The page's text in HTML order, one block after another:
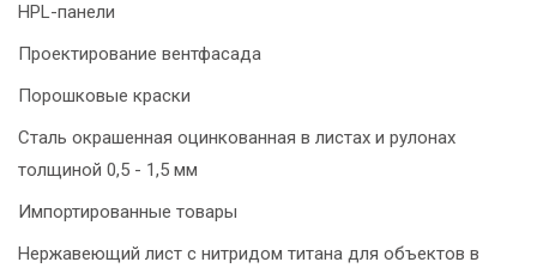
HPL-панели
Проектирование вентфасада
Порошковые краски
Сталь окрашенная оцинкованная в листах и рулонах
толщиной 0,5 - 1,5 мм
Импортированные товары
Нержавеющий лист с нитридом титана для объектов в